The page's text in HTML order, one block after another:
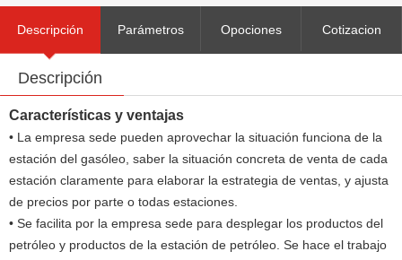
Descripción Parámetros Opociones Cotizacion
Descripción
Características y ventajas
• La empresa sede pueden aprovechar la situación funciona de la
estación del gasóleo, saber la situación concreta de venta de cada
estación claramente para elaborar la estrategia de ventas, y ajusta
de precios por parte o todas estaciones.
• Se facilita por la empresa sede para desplegar los productos del
petróleo y productos de la estación de petróleo. Se hace el trabajo